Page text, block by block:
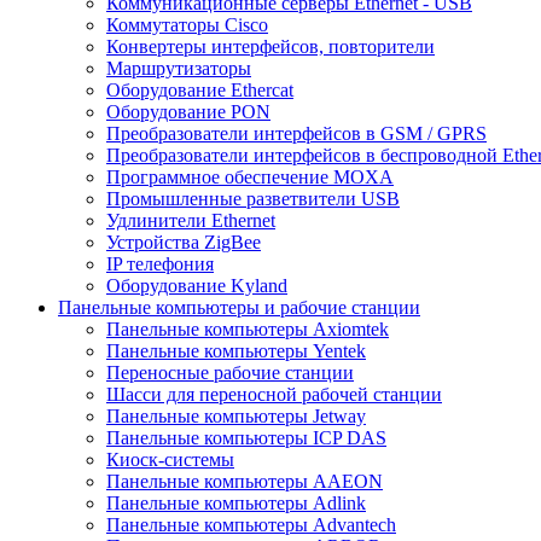
Коммутаторы Cisco
Конвертеры интерфейсов, повторители
Маршрутизаторы
Оборудование Ethercat
Оборудование PON
Преобразователи интерфейсов в GSM / GPRS
Преобразователи интерфейсов в беспроводной
Программное обеспечение MOXA
Промышленные разветвители USB
Удлинители Ethernet
Устройства ZigBee
IP телефония
Оборудование Kyland
Панельные компьютеры и рабочие станции
Панельные компьютеры Axiomtek
Панельные компьютеры Yentek
Переносные рабочие станции
Шасси для переносной рабочей станции
Панельные компьютеры Jetway
Панельные компьютеры ICP DAS
Киоск-системы
Панельные компьютеры AAEON
Панельные компьютеры Adlink
Панельные компьютеры Advantech